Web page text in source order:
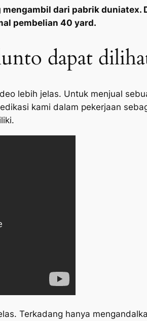
dari pabrik duniatex.
pembelian 40 yard.
dapat
lebih jelas. Untuk menjual
kami dalam pekerjaan
Terkadang hanya